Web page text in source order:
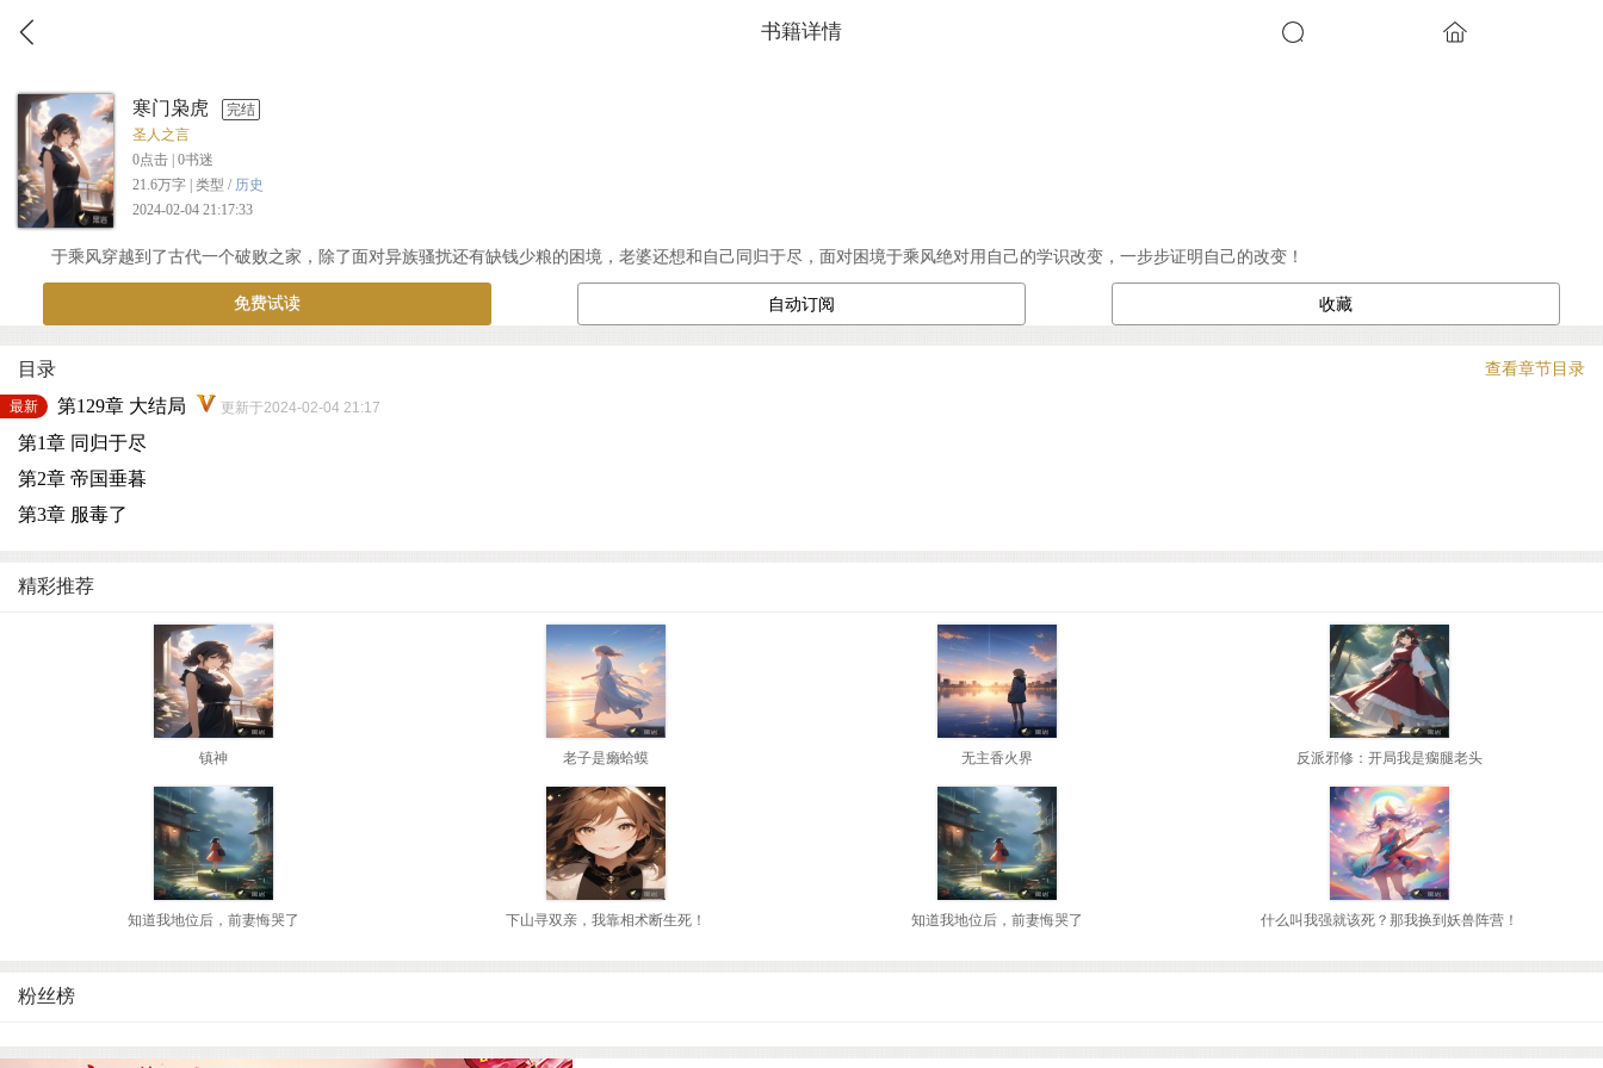
书籍详情
寒门枭虎
完结
圣人之言
0点击 | 0书迷
21.6万字 | 类型 / 历史
2024-02-04 21:17:33
于乘风穿越到了古代一个破败之家，除了面对异族骚扰还有缺钱少粮的困境，老婆还想和自己同归于尽，面对困境于乘风绝对用自己的学识改变，一步步证明自己的改变！
免费试读 自动订阅 收藏
目录 查看章节目录
最新 第129章 大结局 更新于2024-02-04 21:17
第1章 同归于尽
第2章 帝国垂暮
第3章 服毒了
精彩推荐
镇神 老子是癞蛤蟆 无主香火界 反派邪修：开局我是瘸腿老头
知道我地位后，前妻悔哭了 下山寻双亲，我靠相术断生死！ 知道我地位后，前妻悔哭了 什么叫我强就该死？那我换到妖兽阵营！
粉丝榜